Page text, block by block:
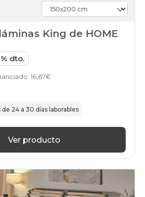
King de HOME
dto.
16,67€
24 a 30 días laborables
Ver producto